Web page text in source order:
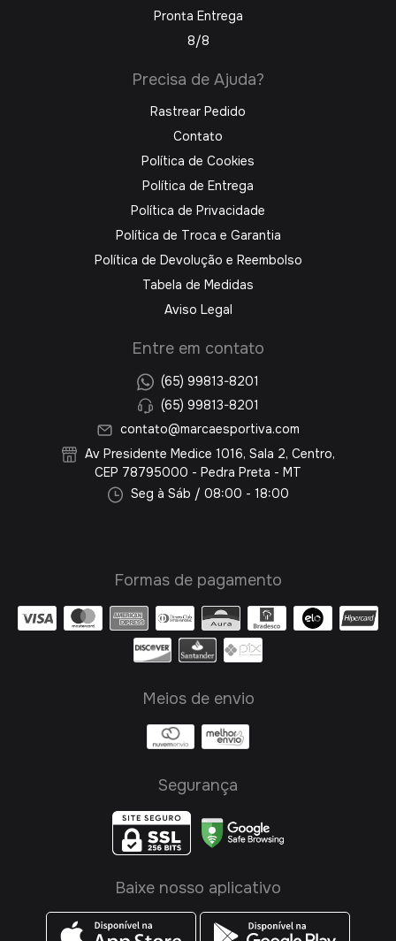
Pronta Entrega
8/8
Precisa de Ajuda?
Rastrear Pedido
Contato
Política de Cookies
Política de Entrega
Política de Privacidade
Política de Troca e Garantia
Política de Devolução e Reembolso
Tabela de Medidas
Aviso Legal
Entre em contato
(65) 99813-8201
(65) 99813-8201
contato@marcaesportiva.com
Av Presidente Medice 1016, Sala 2, Centro,
CEP 78795000 - Pedra Preta - MT
Seg à Sáb / 08:00 - 18:00
Formas de pagamento
Meios de envio
Segurança
Baixe nosso aplicativo